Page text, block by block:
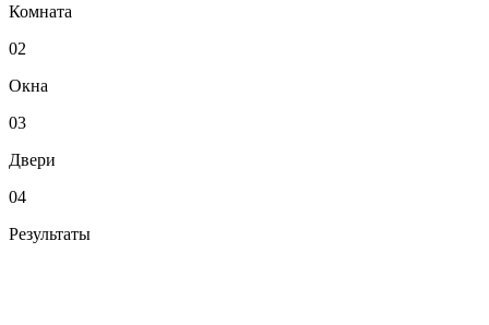
Комната
02
Окна
03
Двери
04
Результаты